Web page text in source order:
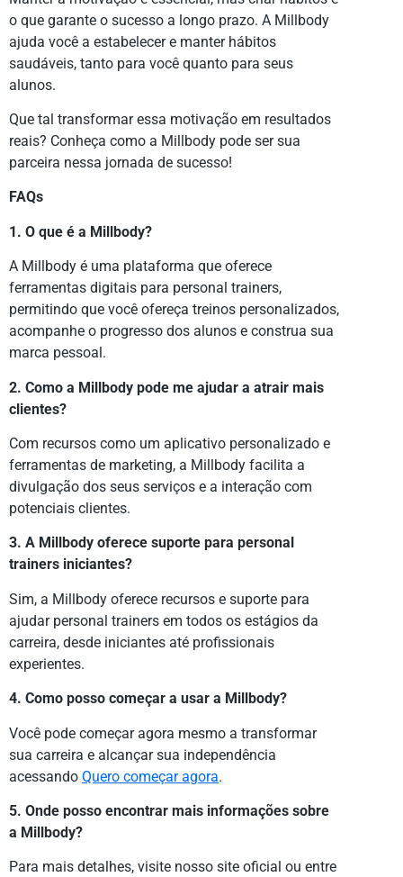
o que garante o sucesso a longo prazo. A Millbody
ajuda você a estabelecer e manter hábitos
saudáveis, tanto para você quanto para seus
alunos.
Que tal transformar essa motivação em resultados
reais? Conheça como a Millbody pode ser sua
parceira nessa jornada de sucesso!
FAQs
1. O que é a Millbody?
A Millbody é uma plataforma que oferece
ferramentas digitais para personal trainers,
permitindo que você ofereça treinos personalizados,
acompanhe o progresso dos alunos e construa sua
marca pessoal.
2. Como a Millbody pode me ajudar a atrair mais
clientes?
Com recursos como um aplicativo personalizado e
ferramentas de marketing, a Millbody facilita a
divulgação dos seus serviços e a interação com
potenciais clientes.
3. A Millbody oferece suporte para personal
trainers iniciantes?
Sim, a Millbody oferece recursos e suporte para
ajudar personal trainers em todos os estágios da
carreira, desde iniciantes até profissionais
experientes.
4. Como posso começar a usar a Millbody?
Você pode começar agora mesmo a transformar
sua carreira e alcançar sua independência
acessando Quero começar agora.
5. Onde posso encontrar mais informações sobre
a Millbody?
Para mais detalhes, visite nosso site oficial ou entre